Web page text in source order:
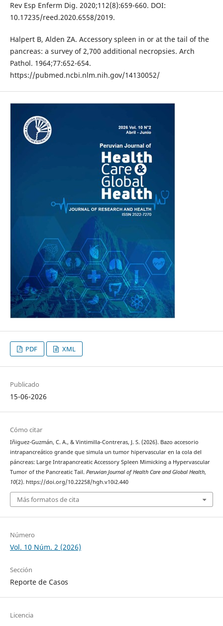
Rev Esp Enferm Dig. 2020;112(8):659-660. DOI:
10.17235/reed.2020.6558/2019.
Halpert B, Alden ZA. Accessory spleen in or at the tail of the
pancreas: a survey of 2,700 additional necropsies. Arch
Pathol. 1964;77:652-654.
https://pubmed.ncbi.nlm.nih.gov/14130052/
PDF XML
Publicado
15-06-2026
Cómo citar
Iñiguez-Guzmán, C. A., & Vintimilla-Contreras, J. S. (2026). Bazo accesorio
intrapancreático grande que simula un tumor hipervascular en la cola del
páncreas: Large Intrapancreatic Accessory Spleen Mimicking a Hypervascular
Tumor of the Pancreatic Tail. Peruvian Journal of Health Care and Global Health,
10(2). https://doi.org/10.22258/hgh.v10i2.440
Más formatos de cita
Número
Vol. 10 Núm. 2 (2026)
Sección
Reporte de Casos
Licencia